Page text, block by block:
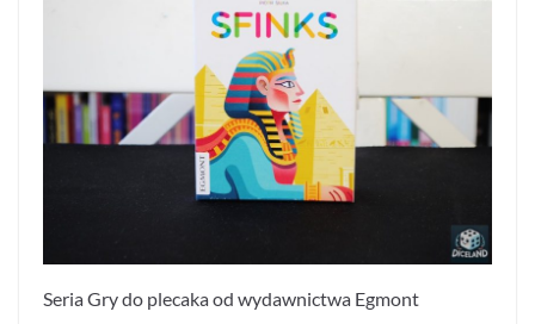
Seria Gry do plecaka od wydawnictwa Egmont